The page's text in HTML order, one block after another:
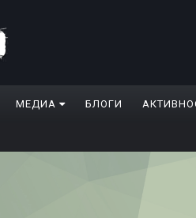
МЕДИА БЛОГИ